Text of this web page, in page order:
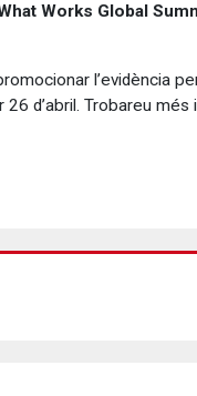
Works Global
l’evidència
d’abril. Trobareu més